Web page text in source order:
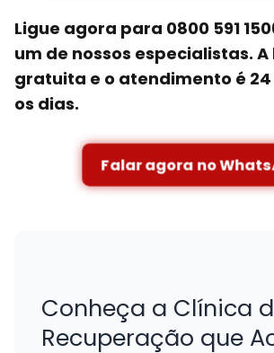
Ligue agora para 0800 591
um de nossos especialistas.
gratuita e o atendimento é
os dias.
Falar agora no
Conheça a Clínica
Recuperação que